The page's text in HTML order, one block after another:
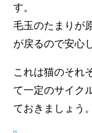
す。
毛玉のたまりが
が戻るので安心
これは猫のそれ
て一定のサイク
ておきましょう。